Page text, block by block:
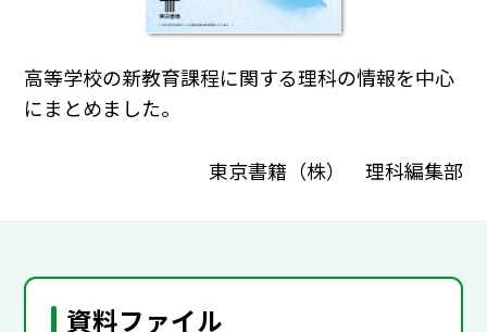
高等学校の新教育課程に関する理科の情報を中心
にまとめました。
東京書籍（株） 理科編集部
資料ファイル